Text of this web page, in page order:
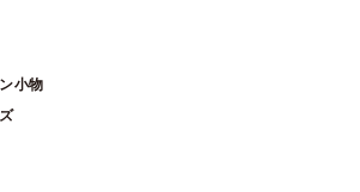
小物